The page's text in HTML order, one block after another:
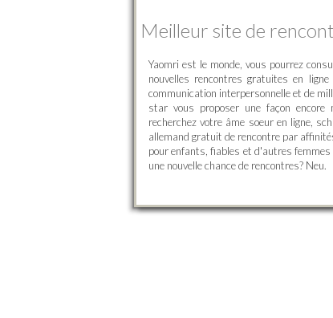
Meilleur site de
Yaomri est le monde, vous pourrez
nouvelles rencontres gratuites en
communication interpersonnelle et de
star vous proposer une façon encore
recherchez votre âme soeur en ligne,
allemand gratuit de rencontre par
pour enfants, fiables et d'autres
une nouvelle chance de rencontres? Neu.